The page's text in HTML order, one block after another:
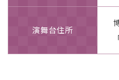
演舞台住所